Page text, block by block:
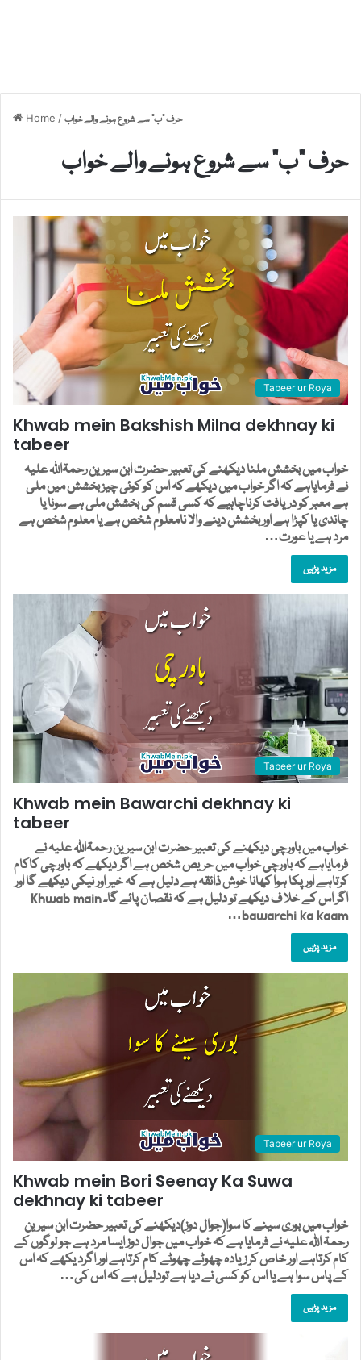
Home /حرف “ب” سے شروع ہونے والے خواب
حرف “ب” سے شروع ہونے والے خواب
Tabeer ur Roya
Khwab mein Bakshish Milna dekhnay ki
tabeer
خواب میں بخشش ملنا دیکھنے کی تعبیر حضرت ابن سیرین رحمۃاللہ علیہ
نے فرمایاہے کہ اگر خواب میں دیکھے کہ اس کو کوئی چیز بخشش میں ملی
ہے معبر کو دریافت کرناچاہیے کہ کسی قسم کی بخشش ملی ہے سونا یا
چاندی یا کپڑا ہے اور بخشش دینے والا نامعلوم شخص ہے یا معلوم شخص ہے
مرد ہے یا عورت…
مزید پڑہیں
Tabeer ur Roya
Khwab mein Bawarchi dekhnay ki
tabeer
خواب میں باورچی دیکھنے کی تعبیر حضرت ابن سیرین رحمۃاللہ علیہ نے
فرمایاہے کہ باورچی خواب میں حریص شخص ہے اگر دیکھے کہ باورچی کاکام
کرتاہے اور پکا ہوا کھانا خوش ذائقہ ہے دلیل ہے کہ خیر اور نیکی دیکھے گا اور
اگر اس کے خلا ف دیکھے تو دلیل ہے کہ نقصان پائے گا۔ Khwab main
bawarchi ka kaam…
مزید پڑہیں
Tabeer ur Roya
Khwab mein Bori Seenay Ka Suwa
dekhnay ki tabeer
خواب میں بوری سینے کا سوا(جوال دوز)دیکھنے کی تعبیر حضرت ابن سیرین
رحمۃ اللہ علیہ نے فرمایا ہے کہ خواب میں جوال دوز ایسا مرد ہے جو لوگوں کے
کام کرتاہے اور خاص کر زیادہ چھوٹے چھوٹے کام کرتاہے اور اگرد یکھے کہ اس
کے پاس سوا ہے یا اس کو کسی نے دیا ہے تودلیل ہے کہ اس کی…
مزید پڑہیں